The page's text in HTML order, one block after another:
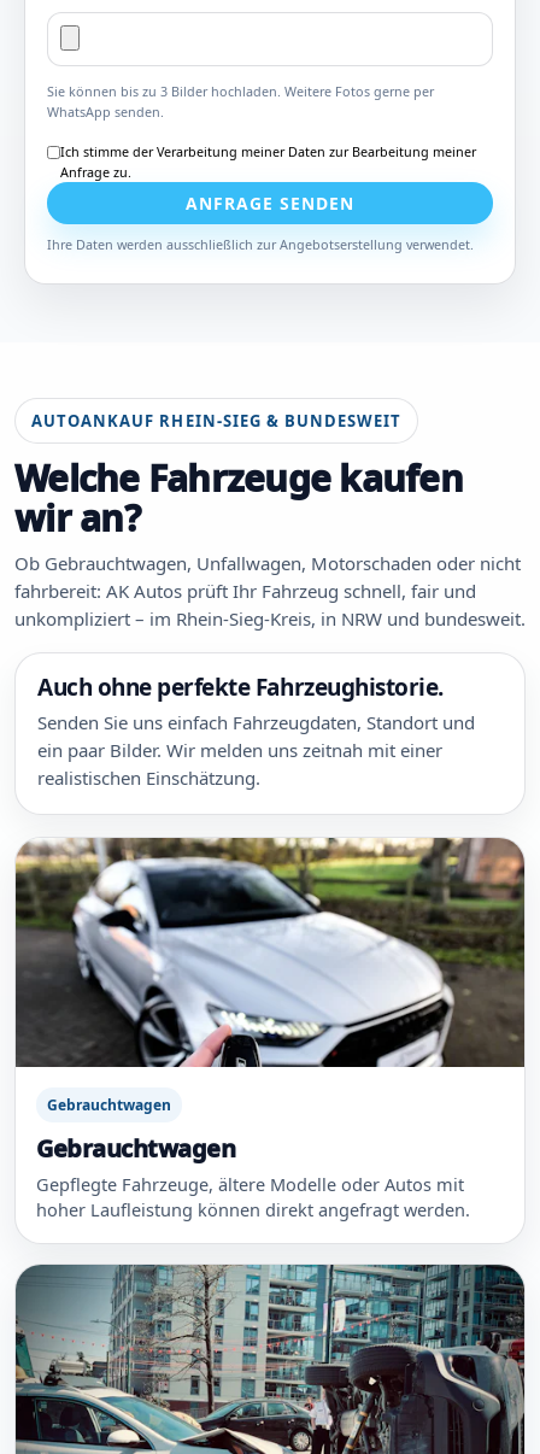
Sie können bis zu 3 Bilder hochladen. Weitere Fotos gerne per
WhatsApp senden.
Ich stimme der Verarbeitung meiner Daten zur Bearbeitung meiner
Anfrage zu.
ANFRAGE SENDEN
Ihre Daten werden ausschließlich zur Angebotserstellung verwendet.
AUTOANKAUF RHEIN-SIEG & BUNDESWEIT
Welche Fahrzeuge kaufen
wir an?
Ob Gebrauchtwagen, Unfallwagen, Motorschaden oder nicht
fahrbereit: AK Autos prüft Ihr Fahrzeug schnell, fair und
unkompliziert – im Rhein-Sieg-Kreis, in NRW und bundesweit.
Auch ohne perfekte Fahrzeughistorie.
Senden Sie uns einfach Fahrzeugdaten, Standort und
ein paar Bilder. Wir melden uns zeitnah mit einer
realistischen Einschätzung.
Gebrauchtwagen
Gebrauchtwagen
Gepflegte Fahrzeuge, ältere Modelle oder Autos mit
hoher Laufleistung können direkt angefragt werden.